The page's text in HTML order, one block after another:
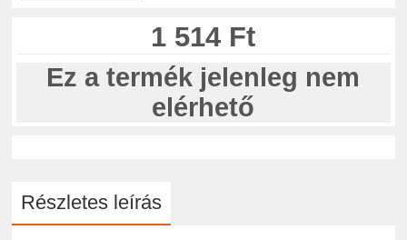
1 514 Ft
Ez a termék jelenleg nem
elérhető
Részletes leírás